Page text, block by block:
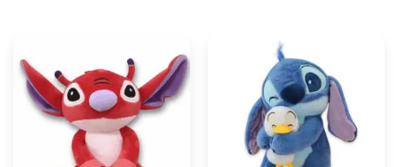
Stitch
Peluche
Anatroccolo